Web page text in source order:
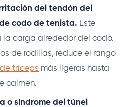
del tendón del
codo de tenista. Este
la carga alrededor del codo.
de rodillas, reduce el rango
tríceps más ligeras hasta
calmen.
o síndrome del túnel